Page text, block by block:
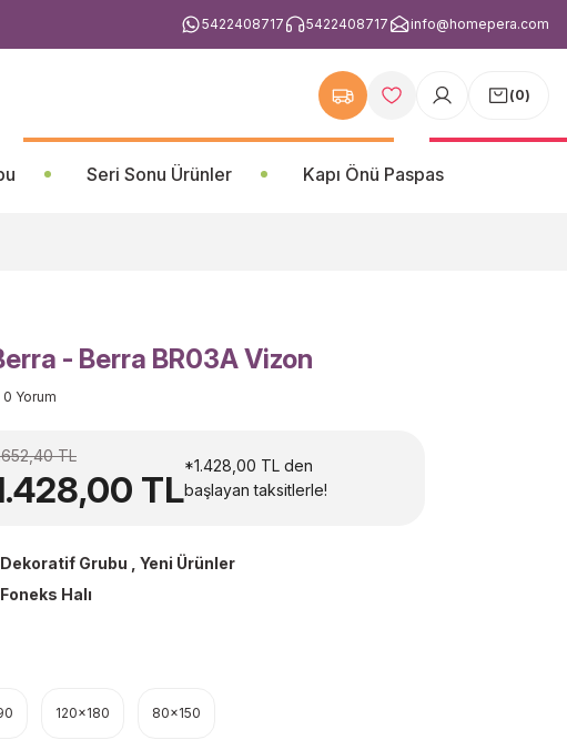
5422408717 5422408717 info@homepera.com
(0)
Seri Sonu Ürünler Kapı Önü Paspas
- Berra BR03A Vizon
Yorum
TL
TL
*1.428,00 TL den
başlayan taksitlerle!
Dekoratif Grubu
Yeni Ürünler
Foneks Halı
120x180 80x150